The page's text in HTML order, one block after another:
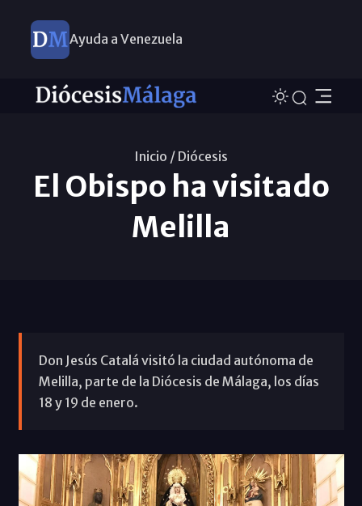
Ayuda a Venezuela
Inicio / Diócesis
El Obispo ha visitado
Melilla
Don Jesús Catalá visitó la ciudad autónoma de
Melilla, parte de la Diócesis de Málaga, los días
18 y 19 de enero.